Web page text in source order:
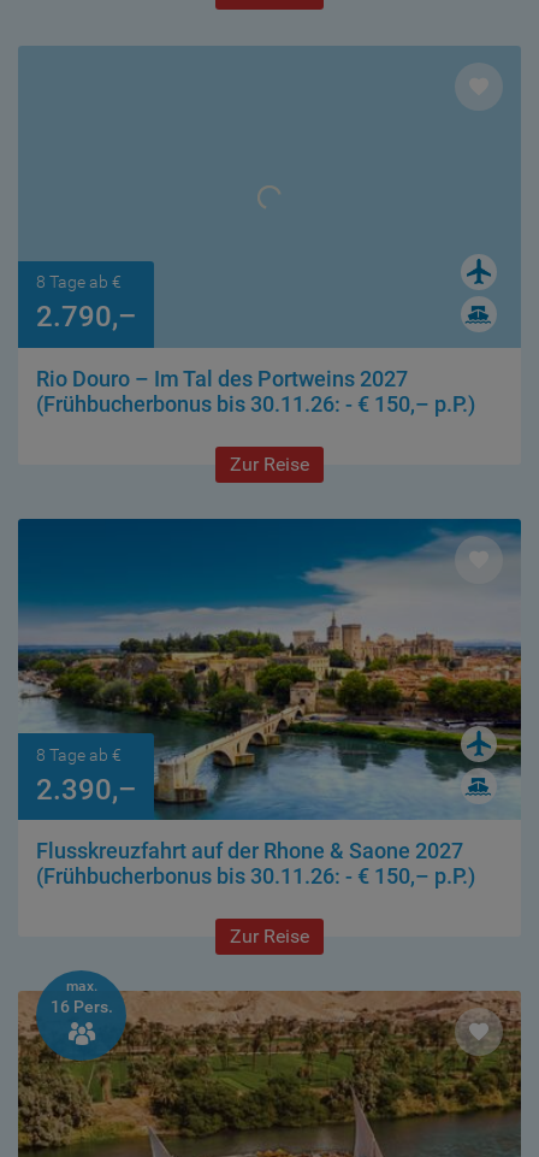
8 Tage ab €
2.790,–
Rio Douro – Im Tal des Portweins 2027
(Frühbucherbonus bis 30.11.26: - € 150,– p.P.)
Zur Reise
8 Tage ab €
2.390,–
Flusskreuzfahrt auf der Rhone & Saone 2027
(Frühbucherbonus bis 30.11.26: - € 150,– p.P.)
Zur Reise
max.
16 Pers.
